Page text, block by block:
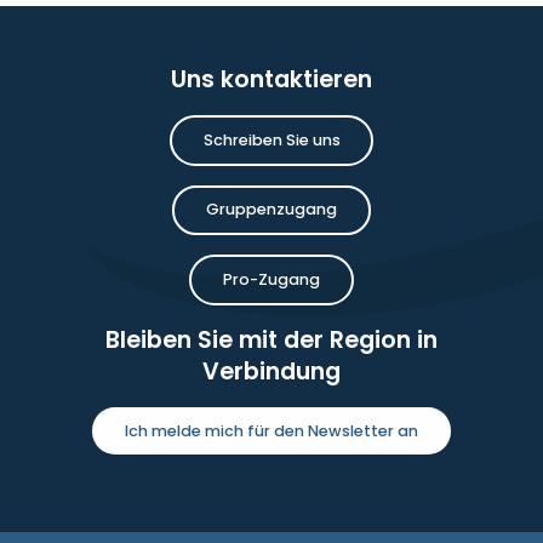
Uns kontaktieren
Schreiben Sie uns
Gruppenzugang
Pro-Zugang
Bleiben Sie mit der Region in
Verbindung
Ich melde mich für den Newsletter an